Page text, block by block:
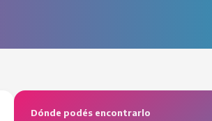
Dónde podés encontrarlo